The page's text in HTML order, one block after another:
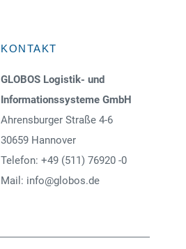
KONTAKT
GLOBOS Logistik- und
Informationssysteme GmbH
Ahrensburger Straße 4-6
30659 Hannover
Telefon: +49 (511) 76920 -0
Mail: info@globos.de